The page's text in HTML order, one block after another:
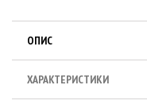
ОПИС
ХАРАКТЕРИСТИКИ